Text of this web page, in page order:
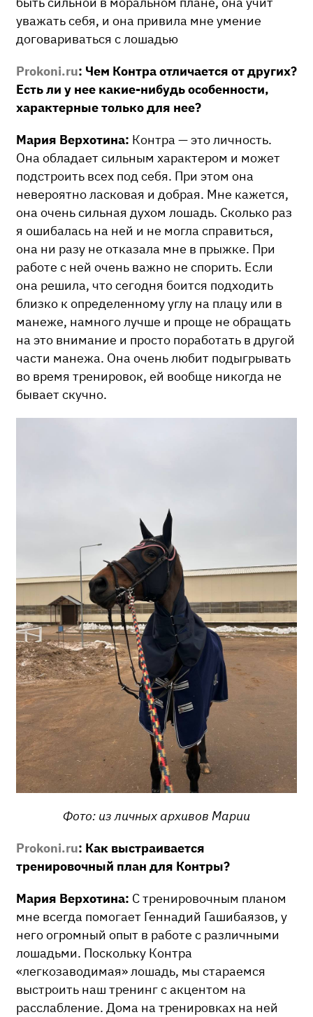
уважать себя, и она привила мне умение
договариваться с лошадью
Prokoni.ru: Чем Контра отличается от других?
Есть ли у нее какие-нибудь особенности,
характерные только для нее?
Мария Верхотина: Контра — это личность.
Она обладает сильным характером и может
подстроить всех под себя. При этом она
невероятно ласковая и добрая. Мне кажется,
она очень сильная духом лошадь. Сколько раз
я ошибалась на ней и не могла справиться,
она ни разу не отказала мне в прыжке. При
работе с ней очень важно не спорить. Если
она решила, что сегодня боится подходить
близко к определенному углу на плацу или в
манеже, намного лучше и проще не обращать
на это внимание и просто поработать в другой
части манежа. Она очень любит подыгрывать
во время тренировок, ей вообще никогда не
бывает скучно.
Фото: из личных архивов Марии
Prokoni.ru: Как выстраивается
тренировочный план для Контры?
Мария Верхотина: С тренировочным планом
мне всегда помогает Геннадий Гашибаязов, у
него огромный опыт в работе с различными
лошадьми. Поскольку Контра
«легкозаводимая» лошадь, мы стараемся
выстроить наш тренинг с акцентом на
расслабление. Дома на тренировках на ней